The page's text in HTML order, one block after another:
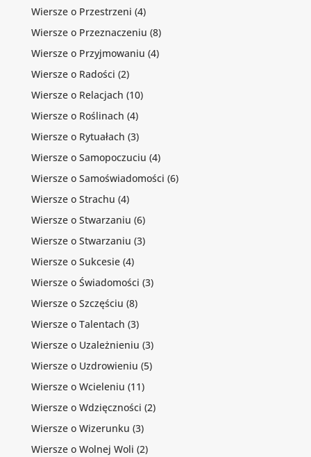
Wiersze o Przestrzeni (4)
Wiersze o Przeznaczeniu (8)
Wiersze o Przyjmowaniu (4)
Wiersze o Radości (2)
Wiersze o Relacjach (10)
Wiersze o Roślinach (4)
Wiersze o Rytuałach (3)
Wiersze o Samopoczuciu (4)
Wiersze o Samoświadomości (6)
Wiersze o Strachu (4)
Wiersze o Stwarzaniu (6)
Wiersze o Stwarzaniu (3)
Wiersze o Sukcesie(4)
Wiersze o Świadomości (3)
Wiersze o Szczęściu (8)
Wiersze o Talentach (3)
Wiersze o Uzależnieniu (3)
Wiersze o Uzdrowieniu (5)
Wiersze o Wcieleniu (11)
Wiersze o Wdzięczności (2)
Wiersze o Wizerunku (3)
Wiersze o Wolnej Woli (2)